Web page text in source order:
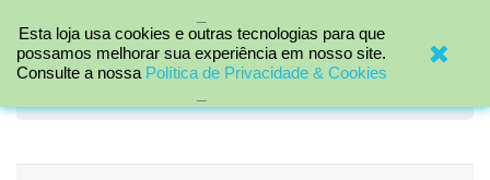

Esta loja usa cookies e outras tecnologias para que
possamos melhorar sua experiência em nosso site.
Consulte a nossa Política de Privacidade & Cookies